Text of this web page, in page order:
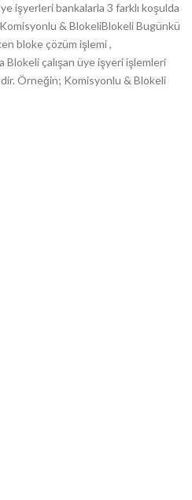
işyerleri bankalarla 3 farklı koşulda
& BlokeliBlokeli Bugünkü
bloke çözüm işlemi ,
Blokeli çalışan üye işyeri işlemleri
Örneğin; Komisyonlu & Blokeli